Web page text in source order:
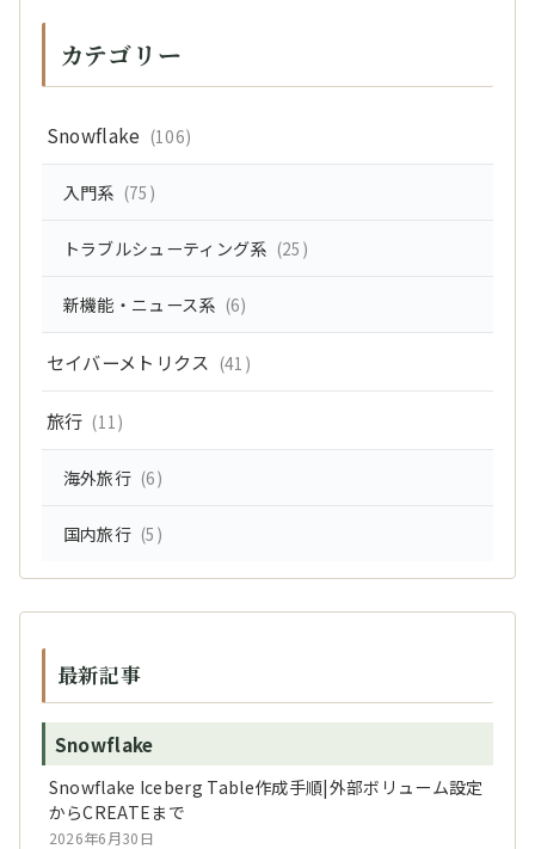
カテゴリー
Snowflake (106)
入門系 (75)
トラブルシューティング系 (25)
新機能・ニュース系 (6)
セイバーメトリクス (41)
旅行 (11)
海外旅行 (6)
国内旅行 (5)
最新記事
Snowflake
Snowflake Iceberg Table作成手順|外部ボリューム設定
からCREATEまで
2026年6月30日